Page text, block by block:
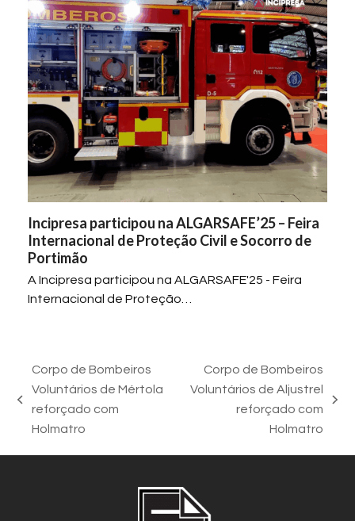
Incipresa participou na ALGARSAFE’25 – Feira
Internacional de Proteção Civil e Socorro de
Portimão
A Incipresa participou na ALGARSAFE'25 - Feira
Internacional de Proteção…
previous
post:
Corpo de Bombeiros
Voluntários de Mértola
reforçado com
Holmatro
Corpo de Bombeiros
Voluntários de Aljustrel
reforçado com
Holmatro